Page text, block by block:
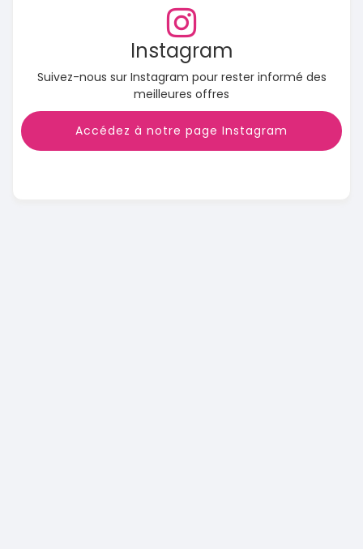
Instagram
Suivez-nous sur Instagram pour rester informé des
meilleures offres
Accédez à notre page Instagram